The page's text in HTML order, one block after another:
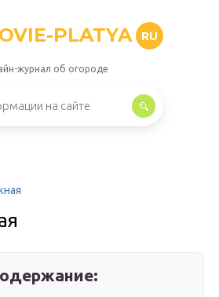
PLATYA RU
журнал об огороде